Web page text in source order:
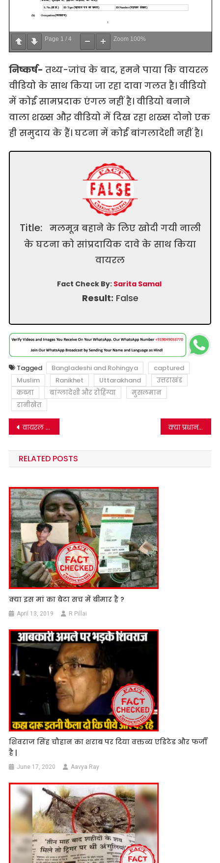
Page 1 / 4 Zoom 100%
निष्कर्ष- तथ्य-जांच के बाद, हमने पाया कि वायरल
वीडियो के साथ किया जा रहा दावा गलत है। वीडियो
में कोई सामप्रदाक एंगल नहीं है। वीडियो बनाने
वाला शख्स औऱ वीडियो में दिख रहा शख्स दोनो एक
ही समुदाय के हैं। घटना में कोई बांगलादेशी नहीं है।
Title:
मलमूत्र बहाने के लिए खोदी गयी नाली
के घटना को सांप्रदायिक दावे के साथ किया
वायरल
Fact Check By: Sarita Samal
Result: False
Tagged Bangladeshi and Rohingya
captured
Muslim
Ranikhet Uttarakhand
उत्तराखंड
कब्ज़ा
बांग्लादेशी और रोहिंग्या
मुसलमान
रानीखेत
Post
navigation
वायरल तस्वीर में राहुल गांधी के साथ चीन के नये प्रिमियर ली क्विंग नहीं है। क्या प्रधानमंत्री मोदी ने कृषी कानून, अग्निवीर योजना और नोटबंदी के दस्तावेज़ बिना पढ़े ही साइन कर दिये?
RELATED POSTS
क्या इस मां का बेटा सच में बीमार है ?
April 13, 2019 R Pillai
शिवराज सिंह चौहान का शराब पर दिया वक्तव्य एडिटेड और फर्जी
है |
June 17, 2020 Aavya Ray